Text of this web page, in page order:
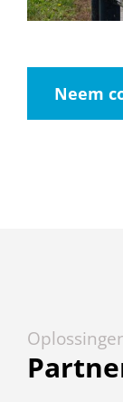
Neem